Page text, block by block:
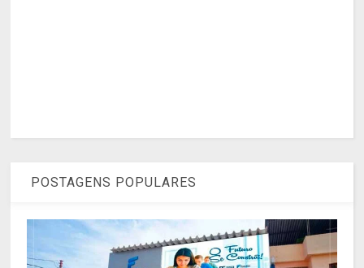
POSTAGENS POPULARES